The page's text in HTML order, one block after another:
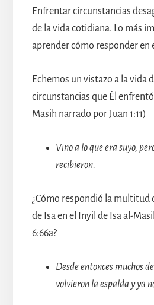
Enfrentar circunstancias
de la vida cotidiana. Lo más
aprender cómo responder en
Echemos un vistazo a la vida
circunstancias que Él
Masih narrado por Juan 1:11)
Vino a lo que era suyo,
recibieron.
¿Cómo respondió la multitud
de Isa en el Inyil de Isa al-
6:66a?
Desde entonces muchos
volvieron la espalda y ya